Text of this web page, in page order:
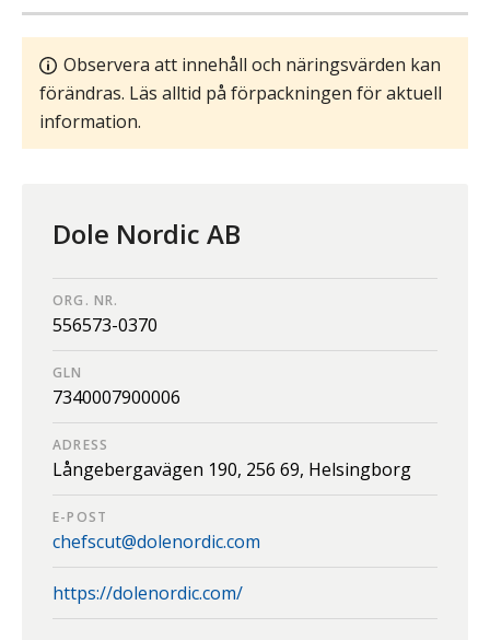
Observera att innehåll och näringsvärden kan
förändras. Läs alltid på förpackningen för aktuell
information.
Dole Nordic AB
ORG. NR.
556573-0370
GLN
7340007900006
ADRESS
Långebergavägen 190, 256 69, Helsingborg
E-POST
chefscut@dolenordic.com
https://dolenordic.com/